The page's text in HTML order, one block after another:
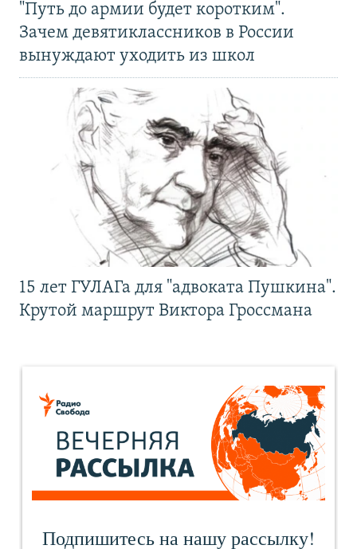
"Путь до армии будет коротким".
Зачем девятиклассников в России
вынуждают уходить из школ
15 лет ГУЛАГа для "адвоката Пушкина".
Крутой маршрут Виктора Гроссмана